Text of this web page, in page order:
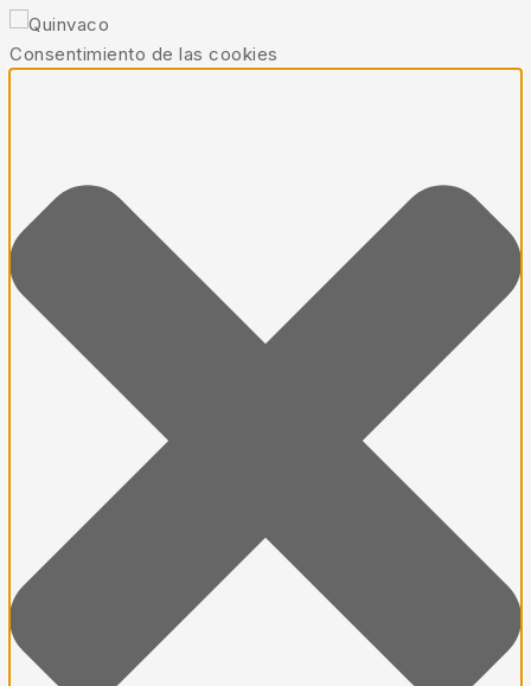
Consentimiento de las cookies